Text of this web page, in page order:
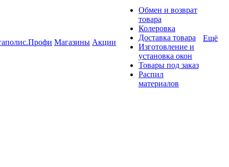
Магазины Акции
Обмен и возврат
товара
Колеровка
Доставка товара
Изготовление и
установка окон
Товары под заказ
Распил
материалов
Ещё